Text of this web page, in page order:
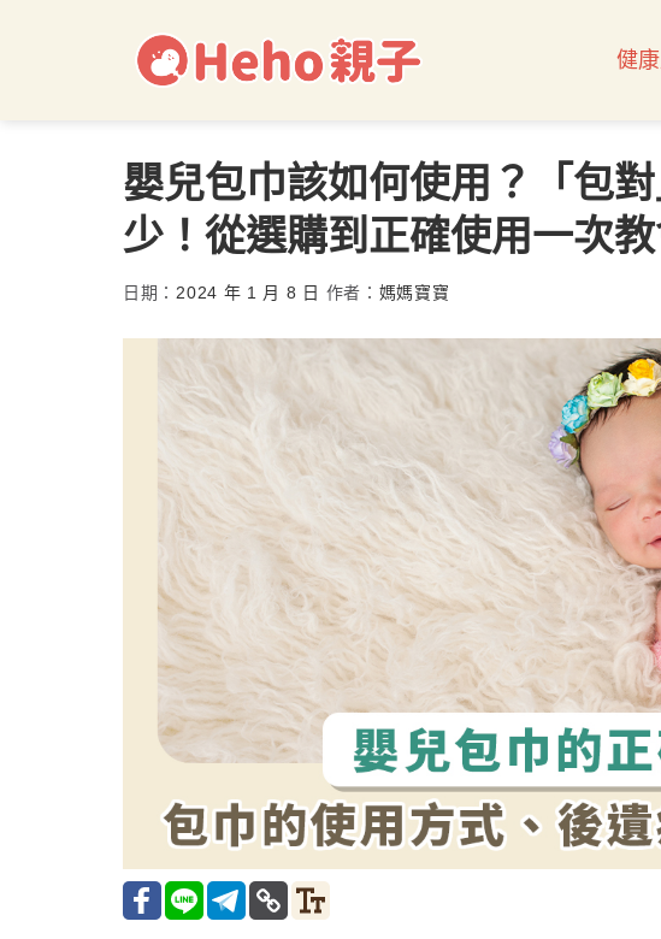
健
嬰兒包巾該如何使用？「包
少！從選購到正確使用一次
日期： 2024 年 1 月 8 日 作者： 媽媽寶寶